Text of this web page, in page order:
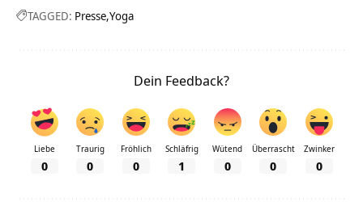
TAGGED: Presse Yoga
Dein Feedback?
Liebe
0
Traurig
0
Fröhlich
0
Schläfrig
1
Wütend
0
Überrascht
0
Zwinker
0